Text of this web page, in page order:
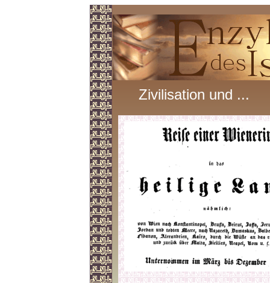
Zivilisation und ...